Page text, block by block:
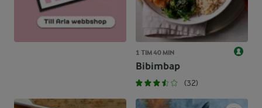
1 TIM 40 MIN
Bibimbap
(32)